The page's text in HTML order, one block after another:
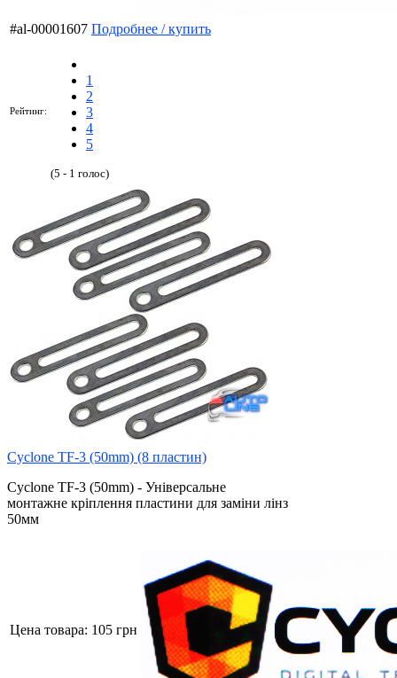
#al-00001607 Подробнее / купить
Рейтинг:
1
2
3
4
5
(5 - 1 голос)
Cyclone TF-3 (50mm) (8 пластин)
Cyclone TF-3 (50mm) - Універсальне
монтажне кріплення пластини для заміни лінз
50мм
Цена товара: 105 грн